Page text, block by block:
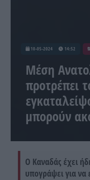
10-05-2024 14:52
Μέση
προτρέπει
μπορούν
Ο Καναδάς έχει
υπογράψει για να